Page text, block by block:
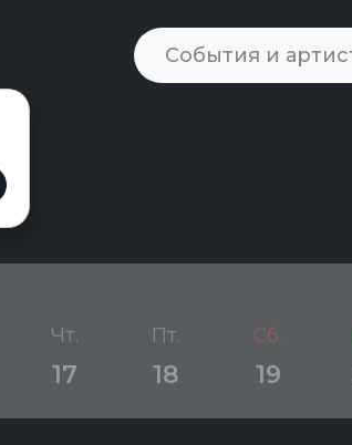
Чт.
17
Пт.
18
Сб.
19